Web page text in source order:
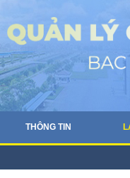
THÔNG TIN